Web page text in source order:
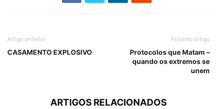
Artigo anterior
CASAMENTO EXPLOSIVO
Próximo artigo
Protocolos que Matam –
quando os extremos se
unem
ARTIGOS RELACIONADOS